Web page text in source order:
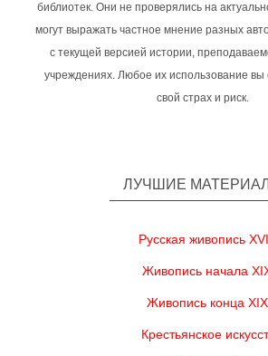
библиотек. Они не проверялись на
могут выражать частное мнение разных
с текущей версией истории,
учреждениях. Любое их использование вы
свой страх и риск.
ЛУЧШИЕ
Русская живопись
Живопись начала
Живопись конца
Крестьянское